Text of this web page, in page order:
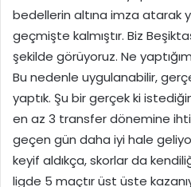
bedellerin altına imza atarak
geçmişte kalmıştır. Biz
şekilde görüyoruz. Ne
Bu nedenle uygulanabilir,
yaptık. Şu bir gerçek ki
en az 3 transfer dönemine
geçen gün daha iyi hale
keyif aldıkça, skorlar da
ligde 5 maçtır üst üste